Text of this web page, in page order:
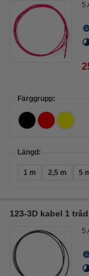
5
Färggrupp:
Längd:
1 m 2,5 m 5
123-3D kabel 1
5